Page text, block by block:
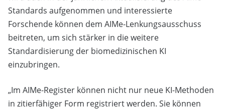
Standards aufgenommen und interessierte
Forschende können dem AIMe-Lenkungsausschuss
beitreten, um sich stärker in die weitere
Standardisierung der biomedizinischen KI
einzubringen.
„Im AIMe-Register können nicht nur neue KI-Methoden
in zitierfähiger Form registriert werden. Sie können